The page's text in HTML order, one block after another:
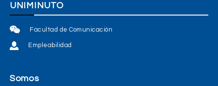
UNIMINUTO
Facultad de Comunicación
Empleabilidad
Somos